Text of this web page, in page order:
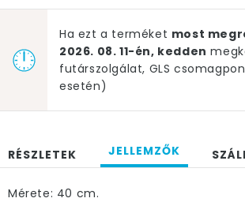
Ha ezt a terméket most
2026. 08. 11-én, kedden
futárszolgálat, GLS
esetén)
RÉSZLETEK JELLEMZŐK
Mérete: 40 cm.